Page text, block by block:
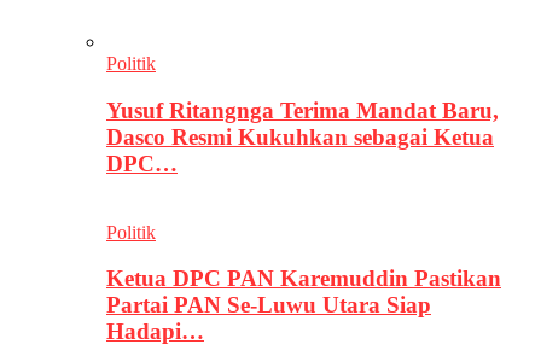
Politik
Yusuf Ritangnga Terima Mandat Baru,
Dasco Resmi Kukuhkan sebagai Ketua
DPC…
Politik
Ketua DPC PAN Karemuddin Pastikan
Partai PAN Se-Luwu Utara Siap
Hadapi…